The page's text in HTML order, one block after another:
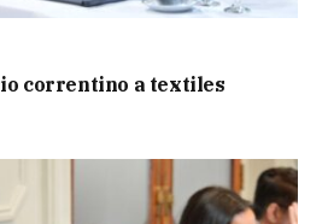
correntino a textiles